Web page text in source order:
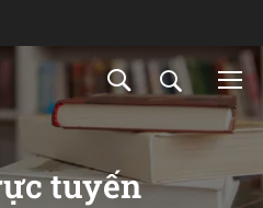
tuyến